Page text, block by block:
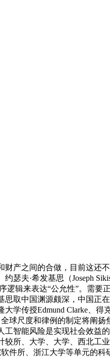
之间的合做，目前这还
夫·希发基思（Joseph
辑来表达“公允性”。需要
取中国渊源颇深，中国正
传授Edmund Clarke、
球尺度和律例的制定将阐
智能风险是实现社会效益
所、大学、大学、西北工
件所、浙江大学等单元的